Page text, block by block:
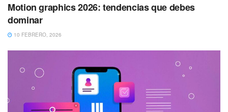
Motion graphics 2026: tendencias que debes
dominar
10 FEBRERO, 2026